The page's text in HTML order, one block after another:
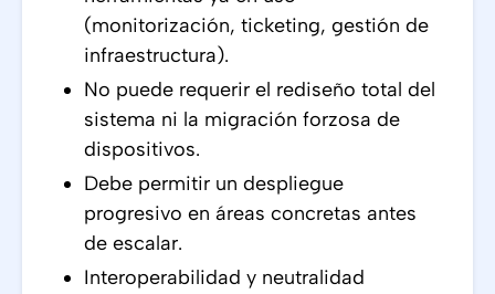
(monitorización, ticketing, gestión de
infraestructura).
No puede requerir el rediseño total del
sistema ni la migración forzosa de
dispositivos.
Debe permitir un despliegue
progresivo en áreas concretas antes
de escalar.
Interoperabilidad y neutralidad